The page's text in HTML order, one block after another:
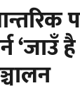
‘जाउँ